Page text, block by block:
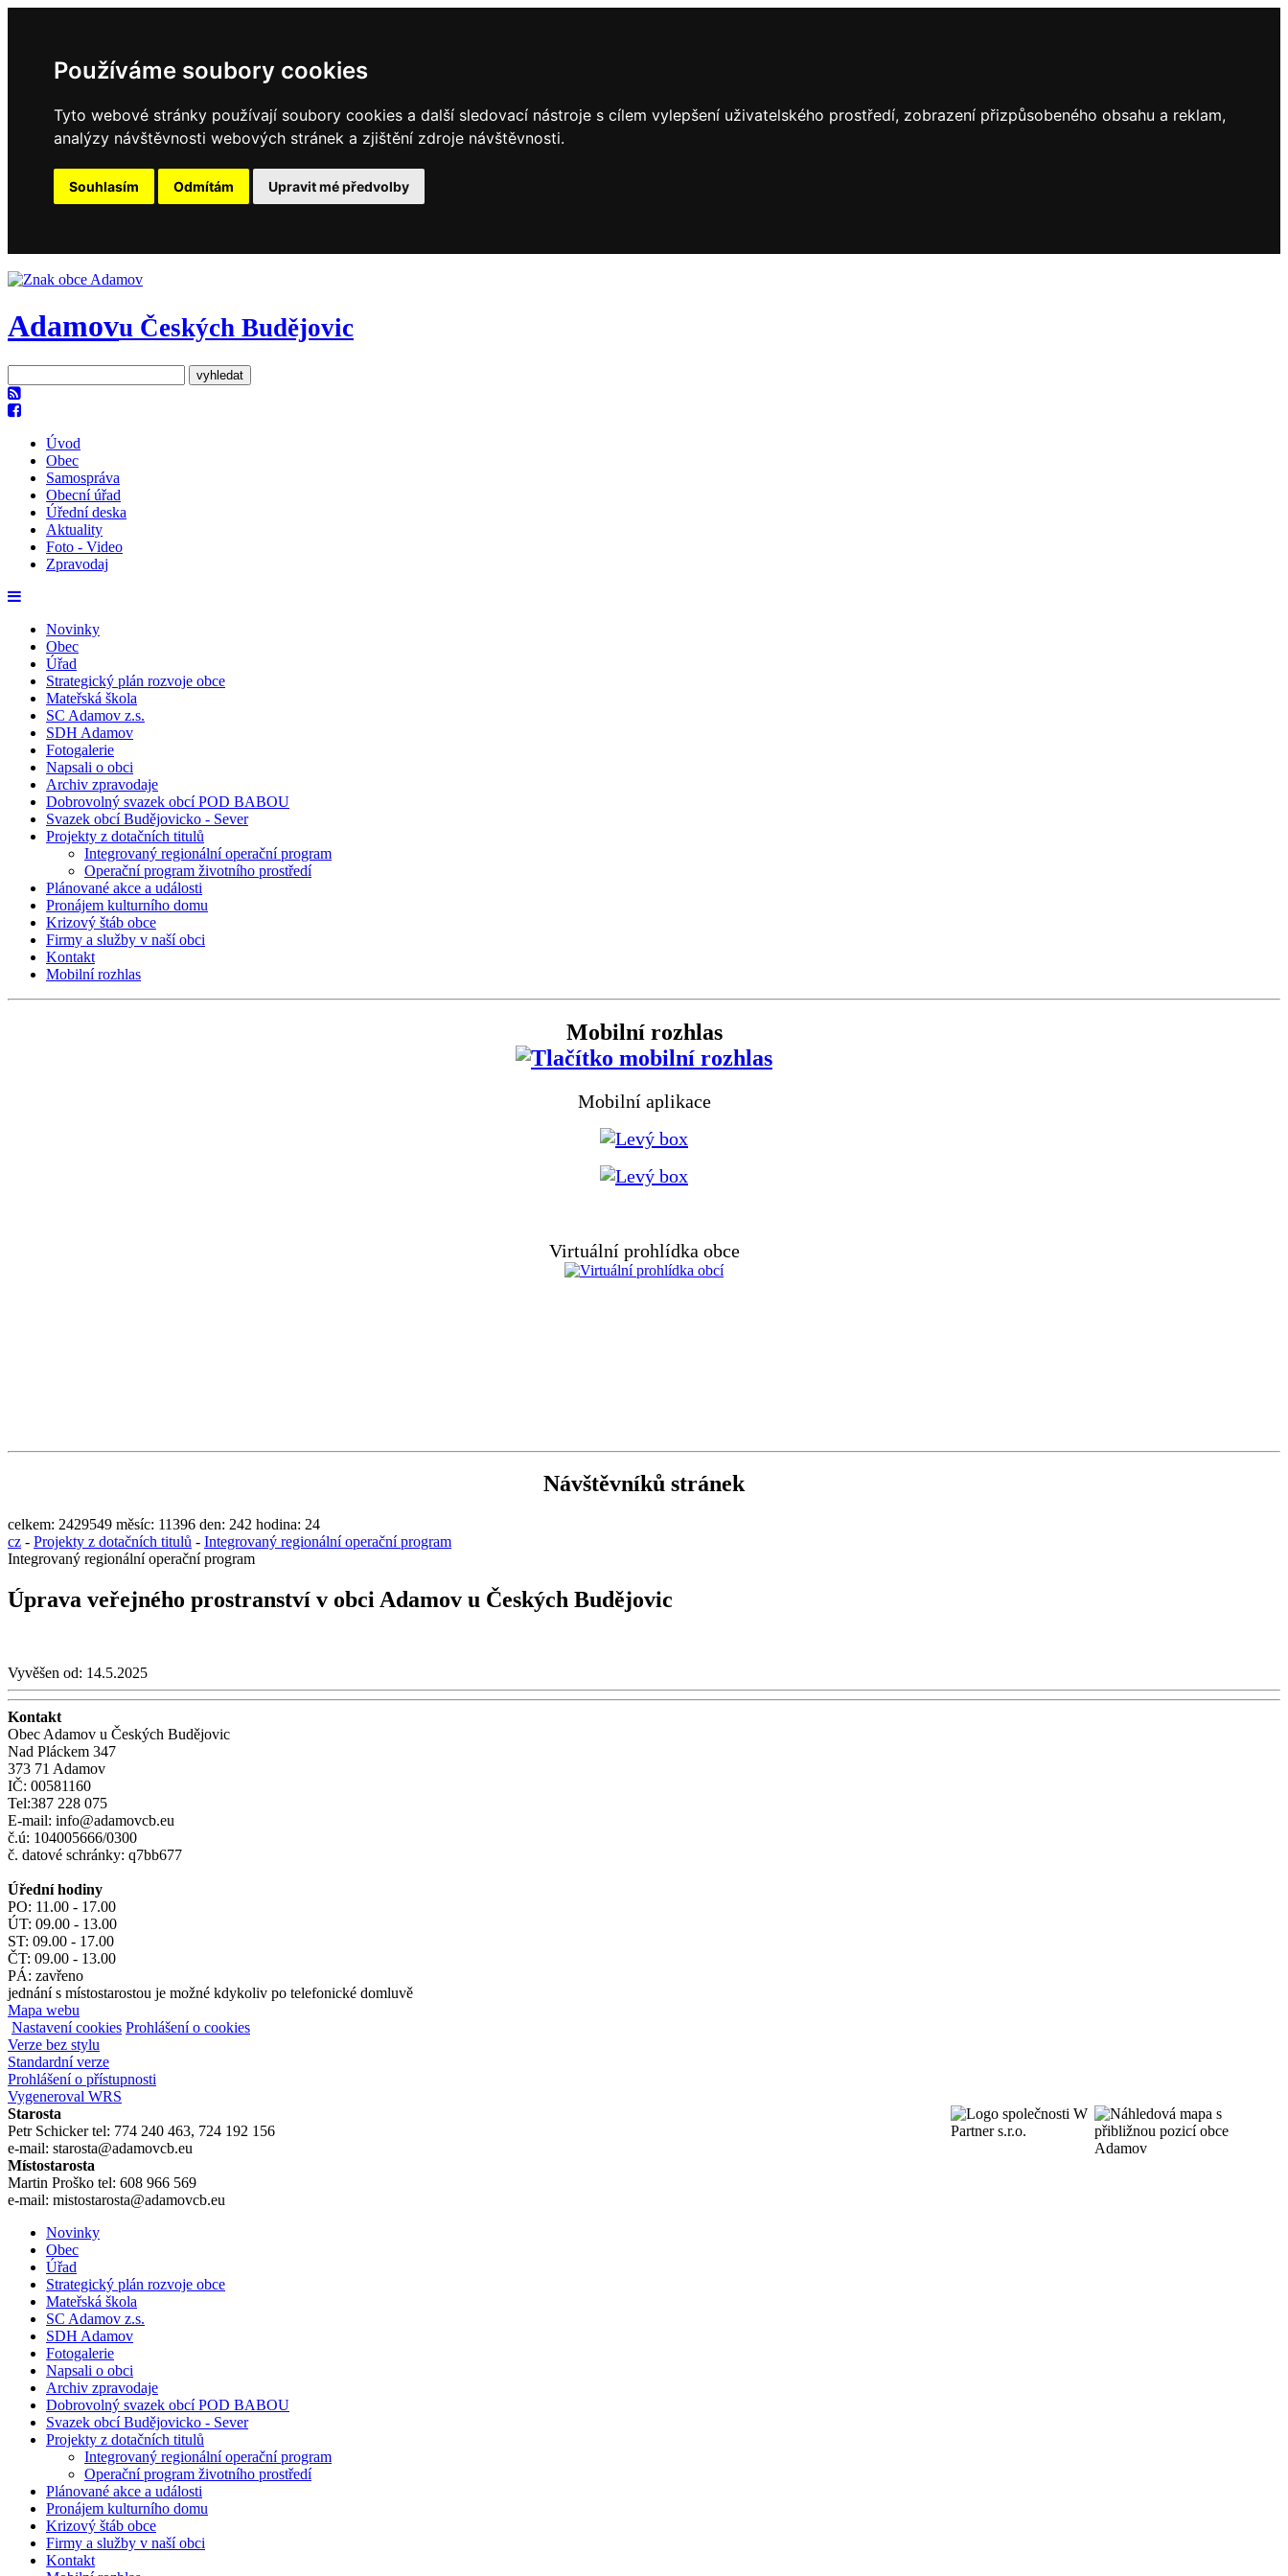
Používáme soubory cookies
Tyto webové stránky používají soubory cookies a další sledovací nástroje s cílem vylepšení uživatelského prostředí, zobrazení přizpůsobeného obsahu a reklam,
analýzy návštěvnosti webových stránek a zjištění zdroje návštěvnosti.
Souhlasím Odmítám Upravit mé předvolby
Adamovu Českých Budějovic
Úvod
Obec
Samospráva
Obecní úřad
Úřední deska
Aktuality
Foto - Video
Zpravodaj
Novinky
Obec
Úřad
Strategický plán rozvoje obce
Mateřská škola
SC Adamov z.s.
SDH Adamov
Fotogalerie
Napsali o obci
Archiv zpravodaje
Dobrovolný svazek obcí POD BABOU
Svazek obcí Budějovicko - Sever
Projekty z dotačních titulů
Integrovaný regionální operační program
Operační program životního prostředí
Plánované akce a události
Pronájem kulturního domu
Krizový štáb obce
Firmy a služby v naší obci
Kontakt
Mobilní rozhlas
Mobilní rozhlas
Mobilní aplikace
Virtuální prohlídka obce
Návštěvníků stránek
celkem: 2429549 měsíc: 11396 den: 242 hodina: 24
cz - Projekty z dotačních titulů - Integrovaný regionální operační program
Integrovaný regionální operační program
Úprava veřejného prostranství v obci Adamov u Českých Budějovic
Vyvěšen od: 14.5.2025
Kontakt
Obec Adamov u Českých Budějovic
Nad Pláckem 347
373 71 Adamov
IČ: 00581160
Tel:387 228 075
E-mail: info@adamovcb.eu
č.ú: 104005666/0300
č. datové schránky: q7bb677
Úřední hodiny
PO: 11.00 - 17.00
ÚT: 09.00 - 13.00
ST: 09.00 - 17.00
ČT: 09.00 - 13.00
PÁ: zavřeno
jednání s místostarostou je možné kdykoliv po telefonické domluvě
Mapa webu
Nastavení cookies Prohlášení o cookies
Verze bez stylu
Standardní verze
Prohlášení o přístupnosti
Vygeneroval WRS
Starosta
Petr Schicker tel: 774 240 463, 724 192 156
e-mail: starosta@adamovcb.eu
Místostarosta
Martin Proško tel: 608 966 569
e-mail: mistostarosta@adamovcb.eu
Novinky
Obec
Úřad
Strategický plán rozvoje obce
Mateřská škola
SC Adamov z.s.
SDH Adamov
Fotogalerie
Napsali o obci
Archiv zpravodaje
Dobrovolný svazek obcí POD BABOU
Svazek obcí Budějovicko - Sever
Projekty z dotačních titulů
Integrovaný regionální operační program
Operační program životního prostředí
Plánované akce a události
Pronájem kulturního domu
Krizový štáb obce
Firmy a služby v naší obci
Kontakt